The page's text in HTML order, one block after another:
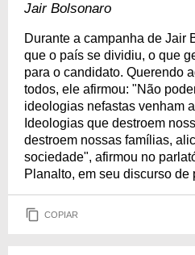
Jair Bolsonaro
Durante a campanha de Jair
que o país se dividiu, o que
para o candidato. Querendo
todos, ele afirmou: "Não
ideologias nefastas venham
Ideologias que destroem
destroem nossas famílias,
sociedade", afirmou no
Planalto, em seu discurso de
COPIAR